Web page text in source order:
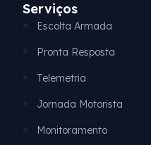
Serviços
Escolta Armada
Pronta Resposta
Telemetria
Jornada Motorista
Monitoramento